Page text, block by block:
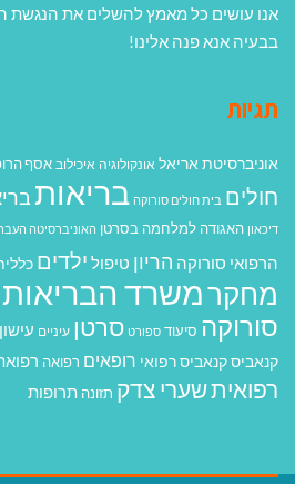
אנו עושים כל מאמץ להשלים את הנגשת
בבעיה אנא פנה אלינו!
תגיות
אוניברסיטת אריאל אונקולוגיה איכילוב אסף
חולים בית חולים סורוקה בריאות
דיכאון האגודה למלחמה בסרטן האוניברסיטה
הרפואי סורוקה הריון טיפול ילדים
מחקרמשרד הבריאות
סורוקה סיעוד ספורט סרטן עיניים עישון
קנאביסקנאביס רפואי רופאים רפואה
רפואיתשערי צדק תזונה תרופות